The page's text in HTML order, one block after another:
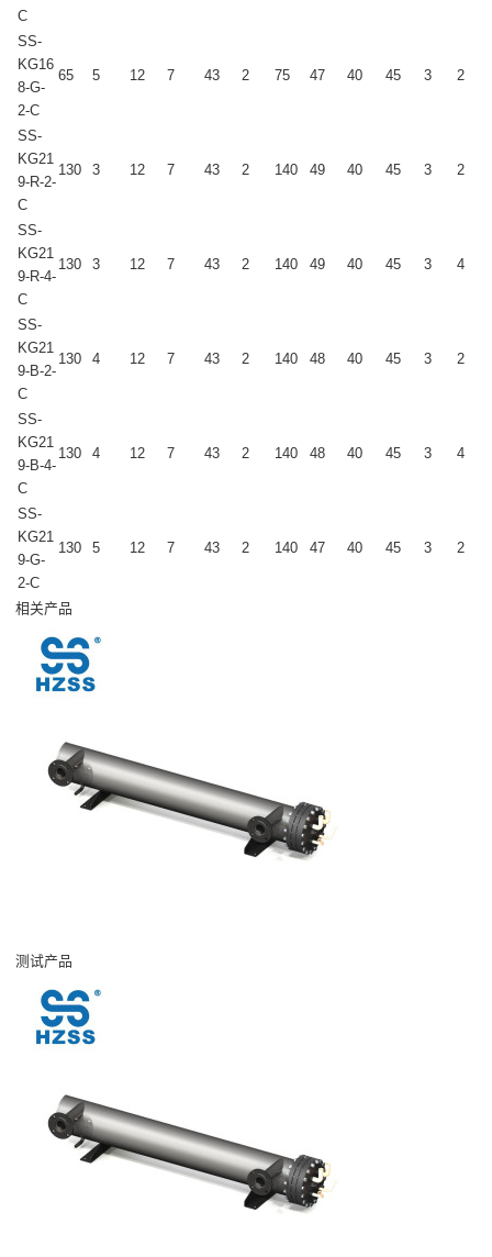
C
SS-
KG16
8-G-
2-C
65 5 12 7 43 2 75 47 40 45 3 2
SS-
KG21
9-R-2-
C
130 3 12 7 43 2 140 49 40 45 3 2
SS-
KG21
9-R-4-
C
130 3 12 7 43 2 140 49 40 45 3 4
SS-
KG21
9-B-2-
C
130 4 12 7 43 2 140 48 40 45 3 2
SS-
KG21
9-B-4-
C
130 4 12 7 43 2 140 48 40 45 3 4
SS-
KG21
9-G-
2-C
130 5 12 7 43 2 140 47 40 45 3 2
相关产品
测试产品